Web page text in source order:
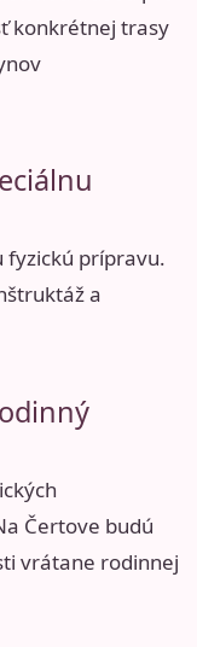
konkrétnej trasy
fyzickú prípravu.
a
Čertove budú
vrátane rodinnej